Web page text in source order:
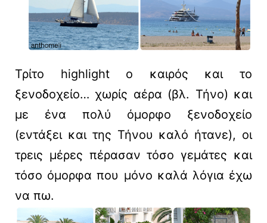
Τρίτο highlight ο καιρός και το
ξενοδοχείο… χωρίς αέρα (βλ. Τήνο) και
με ένα πολύ όμορφο ξενοδοχείο
(εντάξει και της Τήνου καλό ήτανε), οι
τρεις μέρες πέρασαν τόσο γεμάτες και
τόσο όμορφα που μόνο καλά λόγια έχω
να πω.